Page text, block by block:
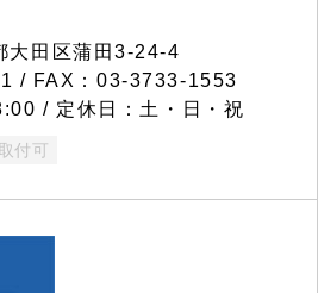
田区蒲田3-24-4
/ FAX：03-3733-1553
/ 定休日：土・日・祝
付可